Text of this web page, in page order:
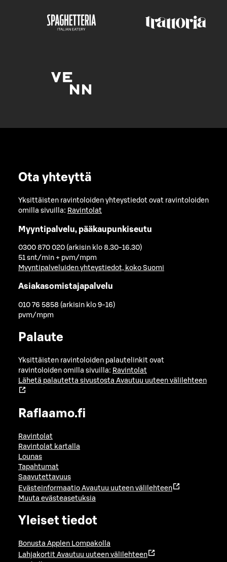
Ota yhteyttä
Yksittäisten ravintoloiden yhteystiedot ovat ravintoloiden
omilla sivuilla: Ravintolat
Myyntipalvelu, pääkaupunkiseutu
0300 870 020 (arkisin klo 8.30-16.30)
51 snt/min + pvm/mpm
Myyntipalveluiden yhteystiedot, koko Suomi
Asiakasomistajapalvelu
010 76 5858 (arkisin klo 9-16)
pvm/mpm
Palaute
Yksittäisten ravintoloiden palautelinkit ovat
ravintoloiden omilla sivuilla: Ravintolat
Lähetä palautetta sivustosta Avautuu uuteen välilehteen
Raflaamo.fi
Ravintolat
Ravintolat kartalla
Lounas
Tapahtumat
Saavutettavuus
Evästeinformaatio Avautuu uuteen välilehteen
Muuta evästeasetuksia
Yleiset tiedot
Bonusta Applen Lompakolla
Lahjakortit Avautuu uuteen välilehteen